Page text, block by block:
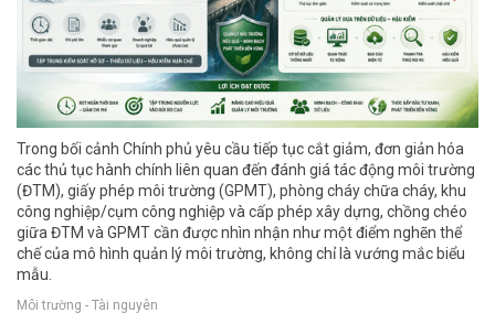
Trong bối cảnh Chính phủ yêu cầu tiếp tục cắt giảm, đơn giản hóa
các thủ tục hành chính liên quan đến đánh giá tác động môi trường
(ĐTM), giấy phép môi trường (GPMT), phòng cháy chữa cháy, khu
công nghiệp/cụm công nghiệp và cấp phép xây dựng, chồng chéo
giữa ĐTM và GPMT cần được nhìn nhận như một điểm nghẽn thể
chế của mô hình quản lý môi trường, không chỉ là vướng mắc biểu
mẫu.
Môi trường - Tài nguyên